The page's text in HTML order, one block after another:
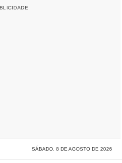
SÁBADO, 8 DE AGOSTO DE 2026